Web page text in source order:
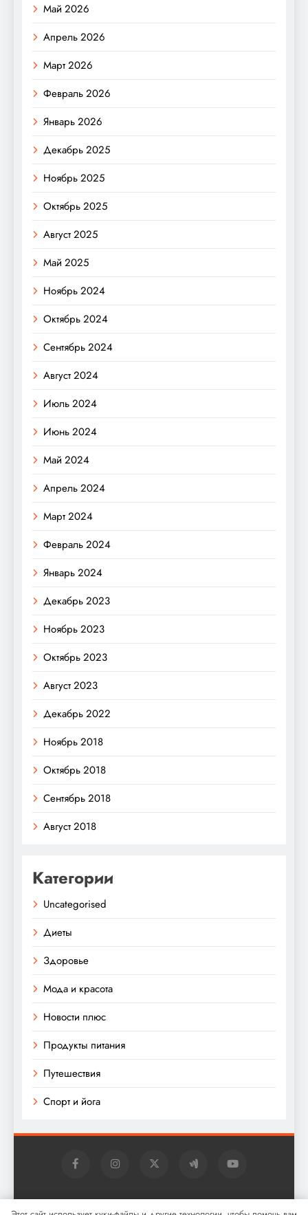
Май 2026
Апрель 2026
Март 2026
Февраль 2026
Январь 2026
Декабрь 2025
Ноябрь 2025
Октябрь 2025
Август 2025
Май 2025
Ноябрь 2024
Октябрь 2024
Сентябрь 2024
Август 2024
Июль 2024
Июнь 2024
Май 2024
Апрель 2024
Март 2024
Февраль 2024
Январь 2024
Декабрь 2023
Ноябрь 2023
Октябрь 2023
Август 2023
Декабрь 2022
Ноябрь 2018
Октябрь 2018
Сентябрь 2018
Август 2018
Категории
Uncategorised
Диеты
Здоровье
Мода и красота
Новости плюс
Продукты питания
Путешествия
Спорт и йога
Digital Newspaper - многофункциональная тема